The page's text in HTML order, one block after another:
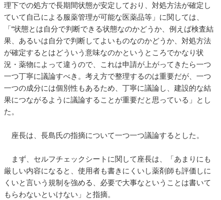
理下での処方で長期間状態が安定しており、対処方法が確定し
ていて自己による服薬管理が可能な医薬品等」に関しては、
「“状態とは自分で判断できる状態なのかどうか、例えば検査結
果、あるいは自分で判断してよいものなのかどうか、対処方法
が確定するとはどういう意味なのかというところでかなり状
況・薬物によって違うので、これは申請が上がってきたら一つ
一つ丁寧に議論すべき。考え方で整理するのは重要だが、一つ
一つの成分には個別性もあるため、丁寧に議論し、建設的な結
果につながるように議論することが重要だと思っている」とし
た。
座長は、長島氏の指摘について一つ一つ議論するとした。
まず、セルフチェックシートに関して座長は、「あまりにも
厳しい内容になると、使用者も書きにくいし薬剤師も評価しに
くいと言いう規制を強める、必要で大事なということは書いて
もらわないといけない」と指摘。